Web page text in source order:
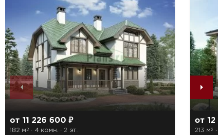
от 11 226 600 ₽
182 м2 · 4 комн. · 2 эт.
от
213 м2